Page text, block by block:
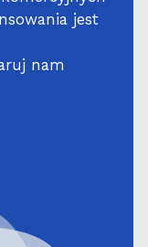
jest
nam